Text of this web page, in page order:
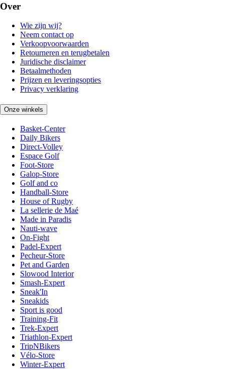
Over
Wie zijn wij?
Neem contact op
Verkoopvoorwaarden
Retourneren en terugbetalen
Juridische disclaimer
Betaalmethoden
Prijzen en leveringsopties
Privacy verklaring
Onze winkels
Basket-Center
Daily Bikers
Direct-Volley
Espace Golf
Foot-Store
Galop-Store
Golf and co
Handball-Store
House of Rugby
La sellerie de Maé
Made in Paradis
Nauti-wave
On-Fight
Padel-Expert
Pecheur-Store
Pet and Garden
Slowood Interior
Smash-Expert
Sneak'In
Sneakids
Sport is good
Training-Fit
Trek-Expert
Triathlon-Expert
TripNBikers
Vélo-Store
Winter-Expert